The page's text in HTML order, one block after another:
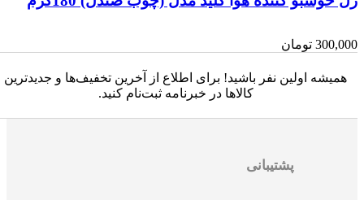
300,000 تومان
همیشه اولین نفر باشید! برای اطلاع از آخرین تخفیف‌ها و جدیدترین
کالاها در خبرنامه ثبت‌نام کنید.
پشتیبانی